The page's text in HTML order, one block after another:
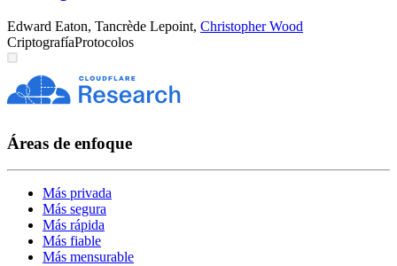
Edward Eaton, Tancrède Lepoint, Christopher Wood
CriptografíaProtocolos
Áreas de enfoque
Más privada
Más segura
Más rápida
Más fiable
Más mensurable